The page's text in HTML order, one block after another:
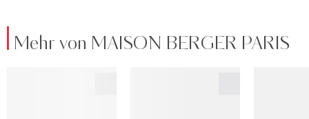
Mehr von MAISON BERGER PARIS